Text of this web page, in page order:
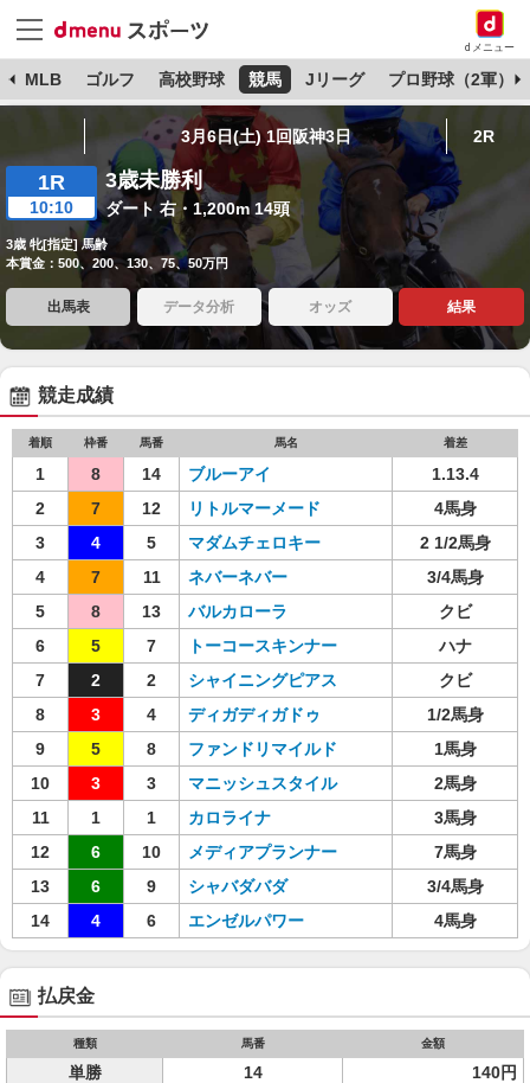
dメニュー
MLB ゴルフ 高校野球 競馬 Jリーグ プロ野球（2軍）
3月6日(土) 1回阪神3日 2R
1R
10:10
3歳未勝利
ダート 右・1,200m 14頭
3歳 牝[指定] 馬齢
本賞金：500、200、130、75、50万円
出馬表 データ分析 オッズ 結果
競走成績
着順 枠番 馬番 馬名 着差
1 8 14 ブルーアイ
1.13.4
2
7 12 リトルマーメード
4馬身
3
4 5 マダムチェロキー
2 1/2馬身
4
7 11 ネバーネバー
3/4馬身
5
8 13 バルカローラ
クビ
6
5 7 トーコースキンナー
ハナ
7
2 2 シャイニングピアス
クビ
8
3 4 ディガディガドゥ
1/2馬身
9
5 8 ファンドリマイルド
1馬身
10
3 3 マニッシュスタイル
2馬身
11
1 1 カロライナ
3馬身
12
6 10 メディアプランナー
7馬身
13
6 9 シャバダバダ
3/4馬身
14
4 6 エンゼルパワー 4馬身
払戻金
種類 馬番 金額
単勝 14 140円